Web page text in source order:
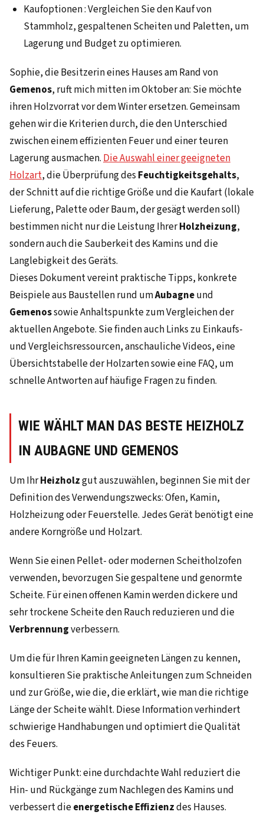
Kaufoptionen : Vergleichen Sie den Kauf von
Stammholz, gespaltenen Scheiten und Paletten, um
Lagerung und Budget zu optimieren.
Sophie, die Besitzerin eines Hauses am Rand von
Gemenos, ruft mich mitten im Oktober an: Sie möchte
ihren Holzvorrat vor dem Winter ersetzen. Gemeinsam
gehen wir die Kriterien durch, die den Unterschied
zwischen einem effizienten Feuer und einer teuren
Lagerung ausmachen. Die Auswahl einer geeigneten
Holzart, die Überprüfung des Feuchtigkeitsgehalts,
der Schnitt auf die richtige Größe und die Kaufart (lokale
Lieferung, Palette oder Baum, der gesägt werden soll)
bestimmen nicht nur die Leistung IhrerHolzheizung,
sondern auch die Sauberkeit des Kamins und die
Langlebigkeit des Geräts.
Dieses Dokument vereint praktische Tipps, konkrete
Beispiele aus Baustellen rund umAubagneund
Gemenossowie Anhaltspunkte zum Vergleichen der
aktuellen Angebote. Sie finden auch Links zu Einkaufs-
und Vergleichsressourcen, anschauliche Videos, eine
Übersichtstabelle der Holzarten sowie eine FAQ, um
schnelle Antworten auf häufige Fragen zu finden.
WIE WÄHLT MAN DAS BESTE HEIZHOLZ
IN AUBAGNE UND GEMENOS
Um IhrHeizholzgut auszuwählen, beginnen Sie mit der
Definition des Verwendungszwecks: Ofen, Kamin,
Holzheizung oder Feuerstelle. Jedes Gerät benötigt eine
andere Korngröße und Holzart.
Wenn Sie einen Pellet- oder modernen Scheitholzofen
verwenden, bevorzugen Sie gespaltene und genormte
Scheite. Für einen offenen Kamin werden dickere und
sehr trockene Scheite den Rauch reduzieren und die
Verbrennungverbessern.
Um die für Ihren Kamin geeigneten Längen zu kennen,
konsultieren Sie praktische Anleitungen zum Schneiden
und zur Größe, wie die, die erklärt, wie man die richtige
Länge der Scheite wählt. Diese Information verhindert
schwierige Handhabungen und optimiert die Qualität
des Feuers.
Wichtiger Punkt: eine durchdachte Wahl reduziert die
Hin- und Rückgänge zum Nachlegen des Kamins und
verbessert dieenergetische Effizienzdes Hauses.